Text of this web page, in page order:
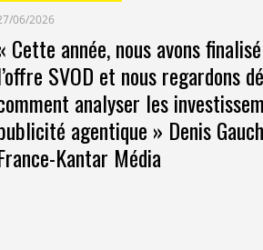
06/2026
Cette année, nous avons
SVOD et nous regardons
analyser les
agentique » Denis
Kantar Média